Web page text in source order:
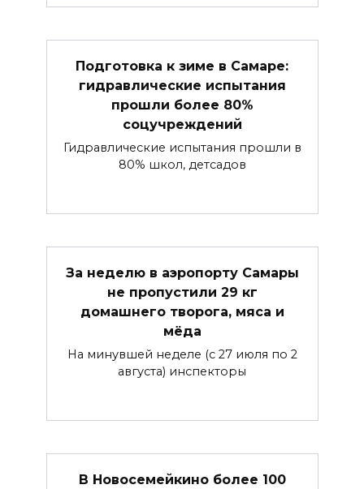
Подготовка к зиме в Самаре:
гидравлические испытания
прошли более 80%
соцучреждений
Гидравлические испытания прошли в
80% школ, детсадов
За неделю в аэропорту Самары
не пропустили 29 кг
домашнего творога, мяса и
мёда
На минувшей неделе (с 27 июля по 2
августа) инспекторы
В Новосемейкино более 100